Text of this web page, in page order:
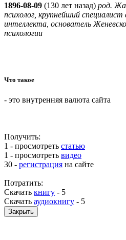
1896-08-09 (130 лет назад) род.
психолог, крупнейший специалист
интеллекта, основатель
психологии
Что такое
- это внутренняя валюта сайта
Получить:
1 - просмотреть статью
1 - просмотреть видео
30 - регистрация на сайте
Потратить:
Скачать книгу - 5
Скачать аудиокнигу - 5
Закрыть